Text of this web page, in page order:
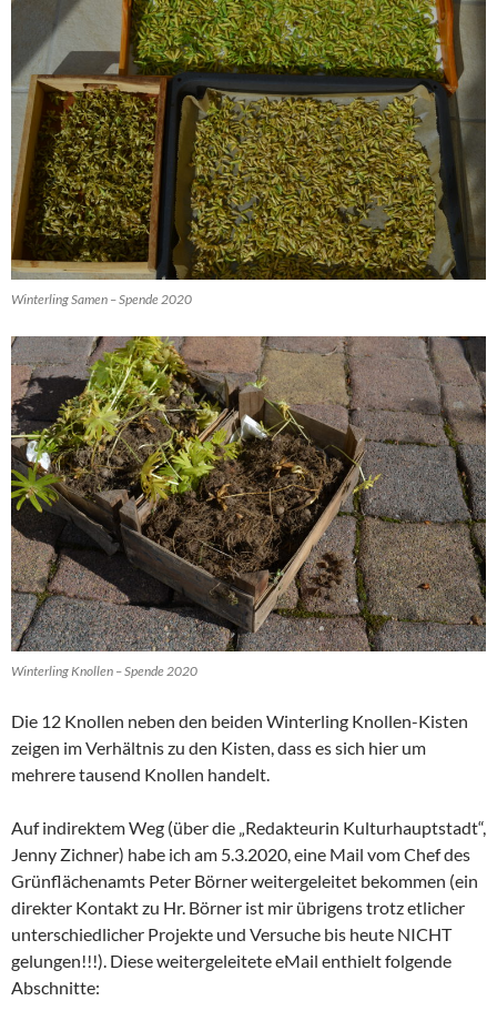
Winterling Samen – Spende 2020
Winterling Knollen – Spende 2020
Die 12 Knollen neben den beiden Winterling Knollen-Kisten
zeigen im Verhältnis zu den Kisten, dass es sich hier um
mehrere tausend Knollen handelt.
Auf indirektem Weg (über die „Redakteurin Kulturhauptstadt“,
Jenny Zichner) habe ich am 5.3.2020, eine Mail vom Chef des
Grünflächenamts Peter Börner weitergeleitet bekommen (ein
direkter Kontakt zu Hr. Börner ist mir übrigens trotz etlicher
unterschiedlicher Projekte und Versuche bis heute NICHT
gelungen!!!). Diese weitergeleitete eMail enthielt folgende
Abschnitte: